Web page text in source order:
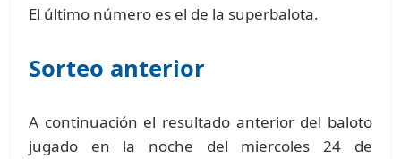
El último número es el de la superbalota.
Sorteo anterior
A continuación el resultado anterior del baloto
jugado en la noche del miercoles 24 de